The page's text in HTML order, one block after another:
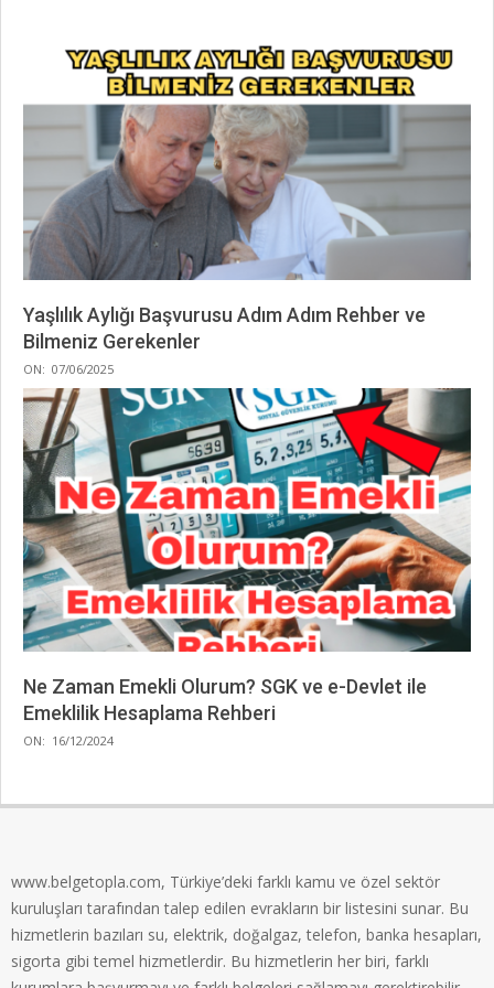
Yaşlılık Aylığı Başvurusu Adım Adım Rehber ve
Bilmeniz Gerekenler
2025-
06-
07
ON: 07/06/2025
Ne Zaman Emekli Olurum? SGK ve e-Devlet ile
Emeklilik Hesaplama Rehberi
2024-
ON: 16/12/2024
www.belgetopla.com, Türkiye’deki farklı kamu ve özel sektör
kuruluşları tarafından talep edilen evrakların bir listesini sunar. Bu
hizmetlerin bazıları su, elektrik, doğalgaz, telefon, banka hesapları,
sigorta gibi temel hizmetlerdir. Bu hizmetlerin her biri, farklı